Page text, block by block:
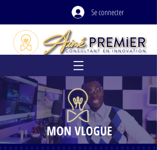
Se connecter
MON VLOGUE